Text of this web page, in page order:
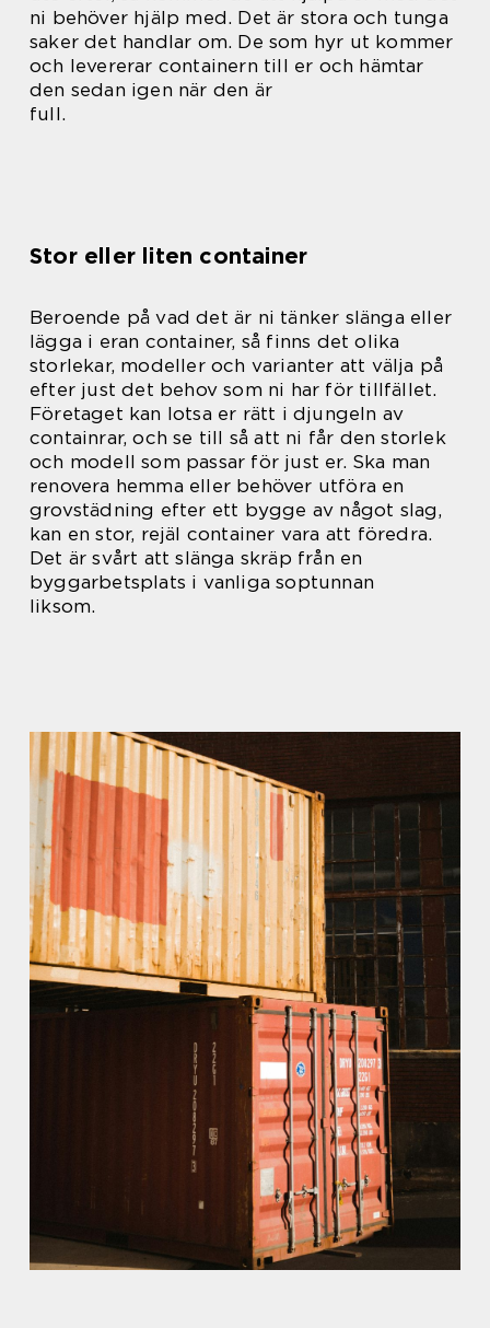
ni behöver hjälp med. Det är stora och tunga
saker det handlar om. De som hyr ut kommer
och levererar containern till er och hämtar
den sedan igen när den är
full.
Stor eller liten container
Beroende på vad det är ni tänker slänga eller
lägga i eran container, så finns det olika
storlekar, modeller och varianter att välja på
efter just det behov som ni har för tillfället.
Företaget kan lotsa er rätt i djungeln av
containrar, och se till så att ni får den storlek
och modell som passar för just er. Ska man
renovera hemma eller behöver utföra en
grovstädning efter ett bygge av något slag,
kan en stor, rejäl container vara att föredra.
Det är svårt att slänga skräp från en
byggarbetsplats i vanliga soptunnan
liksom.